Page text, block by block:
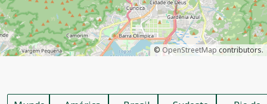
© OpenStreetMap contributors.